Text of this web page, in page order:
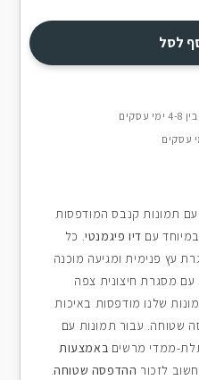
לסל
עם תמונות קנבס המודפסות
במיוחד עם דיו פיגמנטי. כל
עץ פנימית ומגיעה מוכנה
עם מסגרת חיצונית צפה
שלנו מודפסות באיכות
שטוחה. עבור תמונות עם
ממדי מרשים באמצעות
לזכור ההדפסה שטוחה.